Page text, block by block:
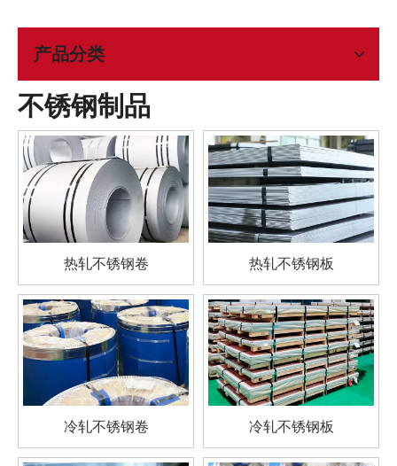
产品分类
不锈钢制品
热轧不锈钢卷 热轧不锈钢板
冷轧不锈钢卷 冷轧不锈钢板